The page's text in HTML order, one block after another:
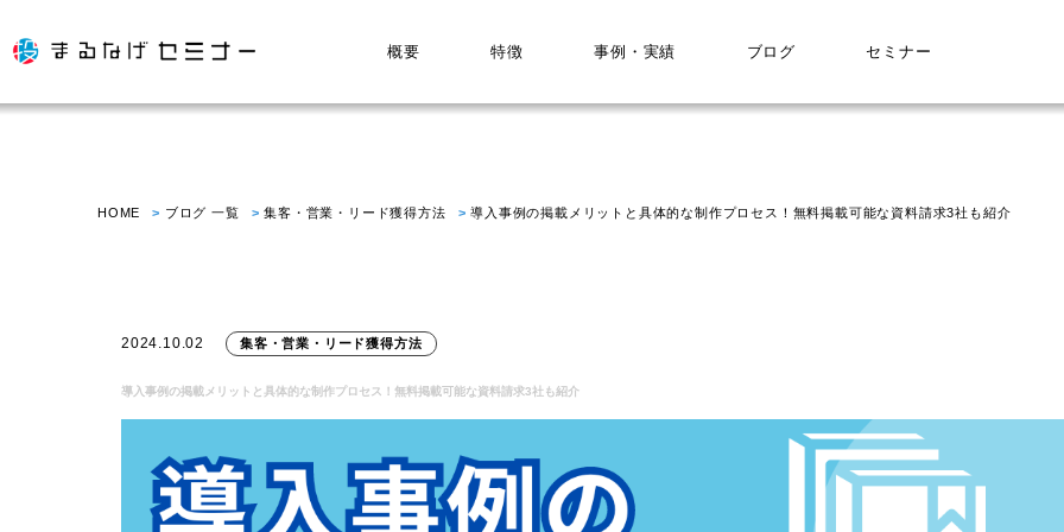
概要 特徴 事例・実績 ブログ セミナー
HOME ブログ 一覧 集客・営業・リード獲得方法 導入事例の掲載メリットと具体的な制作プロセス！無料掲載可能な資料請求3社も紹介
2024.10.02 集客・営業・リード獲得方法
導入事例の掲載メリットと具体的な制作プロセス！無料掲載可能な資料請求3社も紹介